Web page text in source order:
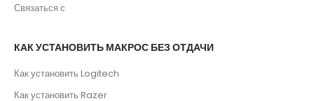
Связаться с
КАК УСТАНОВИТЬ МАКРОС БЕЗ ОТДАЧИ
Как установить Logitech
Как установить Razer